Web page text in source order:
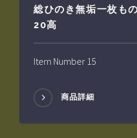
総ひのき無垢一枚も
20高
Item Number 15
商品詳細